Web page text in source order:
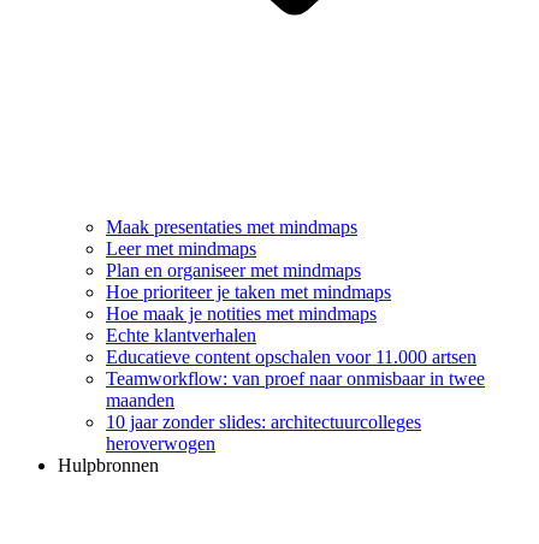
Maak presentaties met mindmaps
Leer met mindmaps
Plan en organiseer met mindmaps
Hoe prioriteer je taken met mindmaps
Hoe maak je notities met mindmaps
Echte klantverhalen
Educatieve content opschalen voor 11.000 artsen
Teamworkflow: van proef naar onmisbaar in twee
maanden
10 jaar zonder slides: architectuurcolleges
heroverwogen
Hulpbronnen